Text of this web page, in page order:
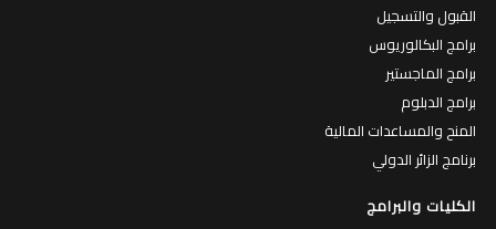
القبول والتسجيل
برامج البكالوريوس
برامج الماجستير
برامج الدبلوم
المنح والمساعدات المالية
برنامج الزائر الدولي
الكليات والبرامج